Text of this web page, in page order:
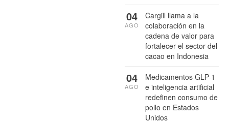
Cargill llama a la
colaboración en la
cadena de valor para
fortalecer el sector del
cacao en Indonesia
04
AGO
Medicamentos GLP-1
e inteligencia artificial
redefinen consumo de
pollo en Estados
Unidos
04
AGO